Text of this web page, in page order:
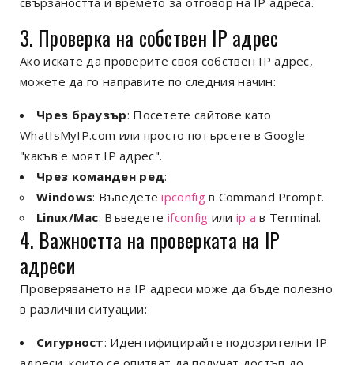
3. Проверка на собствен IP адрес
Ако искате да проверите своя собствен IP адрес,
можете да го направите по следния начин:
Чрез браузър: Посетете сайтове като
WhatIsMyIP.com или просто потърсете в Google
"какъв е моят IP адрес".
Чрез команден ред:
Windows: Въведетеipconfigв Command Prompt.
Linux/Mac: Въведетеifconfig или ip a в Terminal.
4. Важността на проверката на IP
адреси
Проверяването на IP адреси може да бъде полезно
в различни ситуации:
Сигурност: Идентифицирайте подозрителни IP